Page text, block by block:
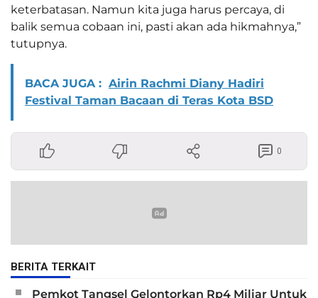
keterbatasan. Namun kita juga harus percaya, di
balik semua cobaan ini, pasti akan ada hikmahnya,”
tutupnya.
BACA JUGA : Airin Rachmi Diany Hadiri
Festival Taman Bacaan di Teras Kota BSD
0
BERITA TERKAIT
Pemkot Tangsel Gelontorkan Rp4 Miliar Untuk